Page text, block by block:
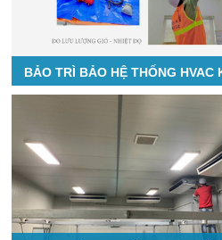
BẢO TRÌ BẢO HỆ THỐNG HVAC